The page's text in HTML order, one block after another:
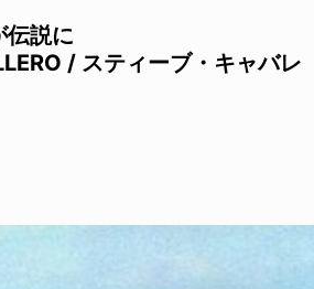
伝説に
/ スティーブ・キャバレ